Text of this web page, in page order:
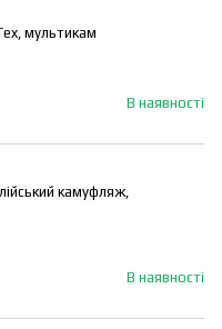
мультикам
В наявності
камуфляж,
В наявності